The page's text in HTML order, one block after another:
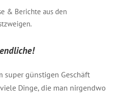
& Berichte aus den
super günstigen Geschäft
Dinge, die man nirgendwo